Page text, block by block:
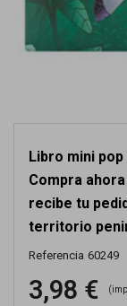
Libro mini
Compra
recibe tu
territorio
Referencia 60249
3,98 €